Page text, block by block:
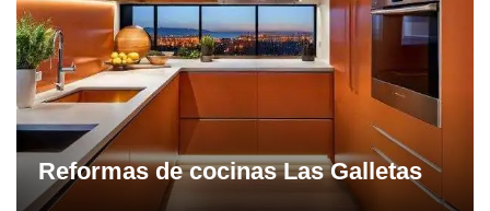
Reformas de cocinas Las Galletas